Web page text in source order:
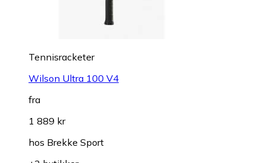
Tennisracketer
Wilson Ultra 100 V4
fra
1 889 kr
hos Brekke Sport